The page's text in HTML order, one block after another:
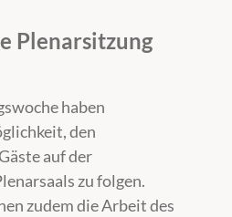
Plenarsitzung
haben
den
auf der
zu folgen.
zudem die Arbeit des